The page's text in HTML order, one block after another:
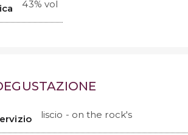
43% vol
liscio - on the rock's